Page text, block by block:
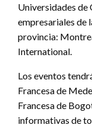
Universidades de
empresariales de
provincia:
International.
Los eventos
Francesa de
Francesa de
informativas de